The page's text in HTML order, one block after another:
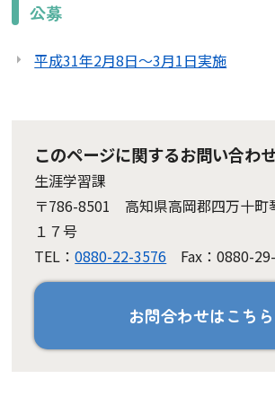
公募
平成31年2月8日～3月1日実施
このページに関するお問い合わ
生涯学習課
〒786-8501 高知県高岡郡四万十町
１７号
TEL：0880-22-3576 Fax：0880-
お問合わせはこちら